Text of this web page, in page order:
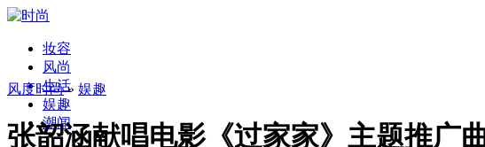
妆容
风尚
生活
娱趣
潮闻
风度时尚» 娱趣
张韶涵献唱电影《过家家》主题推广